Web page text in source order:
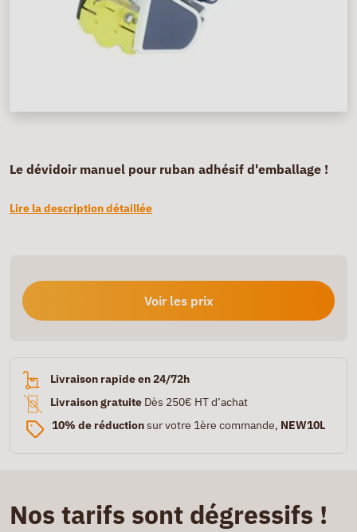
Le dévidoir manuel pour ruban adhésif d'emballage !
Lire la description détaillée
Voir les prix
Livraison rapide en 24/72h
Livraison gratuite Dès 250€ HT d’achat
10% de réductionsur votre 1ère commande, NEW10L
Nos tarifs sont dégressifs !